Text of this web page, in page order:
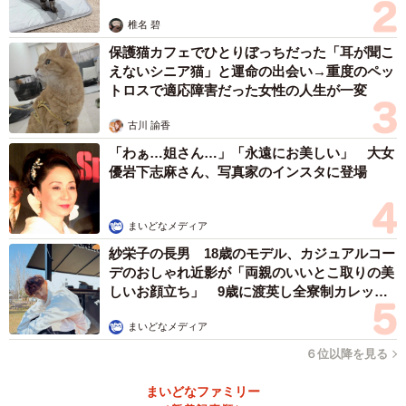
椎名 碧
保護猫カフェでひとりぼっちだった「耳が聞こ
えないシニア猫」と運命の出会い→重度のペッ
トロスで適応障害だった女性の人生が一変
古川 諭香
「わぁ…姐さん…」「永遠にお美しい」 大女
優岩下志麻さん、写真家のインスタに登場
まいどなメディア
紗栄子の長男 18歳のモデル、カジュアルコー
デのおしゃれ近影が「両親のいいとこ取りの美
しいお顔立ち」 9歳に渡英し全寮制カレッジ
まいどなメディア
６位以降を見る
まいどなファミリー